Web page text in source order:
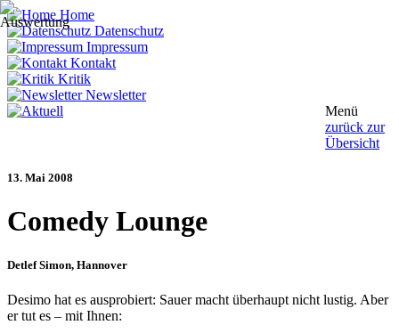
Home
Datenschutz
Impressum
Kontakt
Kritik
Newsletter
Menü
zurück zur
Übersicht
13. Mai 2008
Comedy Lounge
Detlef Simon, Hannover
Desimo hat es ausprobiert: Sauer macht überhaupt nicht lustig. Aber
er tut es – mit Ihnen: